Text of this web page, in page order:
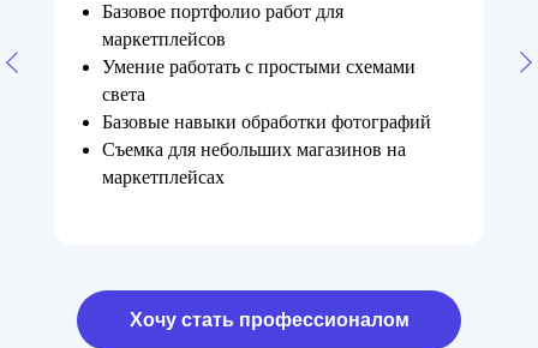
Базовое портфолио работ для
маркетплейсов
Умение работать с простыми схемами
света
Базовые навыки обработки фотографий
Съемка для небольших магазинов на
маркетплейсах
Хочу стать профессионалом